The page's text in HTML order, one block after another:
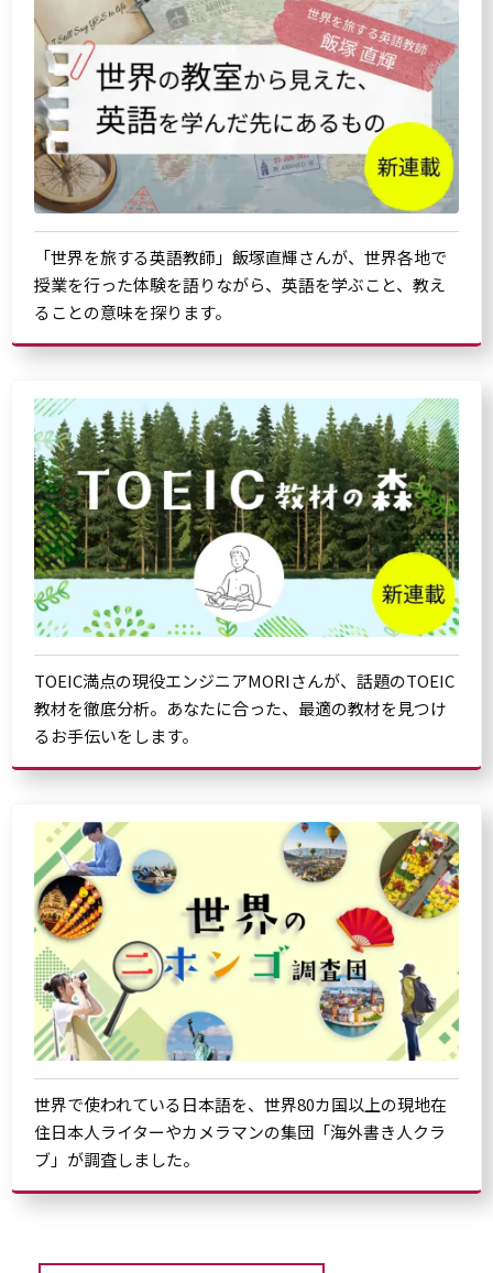
「世界を旅する英語教師」飯塚直輝さんが、世界各地で
授業を行った体験を語りながら、英語を学ぶこと、教え
ることの意味を探ります。
TOEIC満点の現役エンジニアMORIさんが、話題のTOEIC
教材を徹底分析。あなたに合った、最適の教材を見つけ
るお手伝いをします。
世界で使われている日本語を、世界80カ国以上の現地在
住日本人ライターやカメラマンの集団「海外書き人クラ
ブ」が調査しました。